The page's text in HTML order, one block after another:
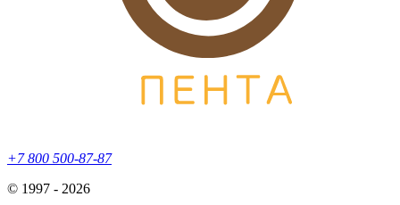
+7 800 500-87-87
© 1997 - 2026